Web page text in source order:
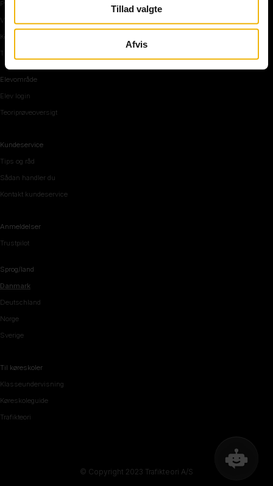
Tillad valgte
Afvis
Parkering, mørke og tunnel
Vi mennesker
Køreteknik
Tips og råd inden teoriprøven
Elevområde
Elev login
Teoriprøveoversigt
Kundeservice
Tips og råd
Sådan handler du
Kontakt kundeservice
Anmeldelser
Trustpilot
Sprog/land
Danmark
Deutschland
Norge
Sverige
Til køreskoler
Klasseundervisning
Køreskoleguide
Trafikteori
© Copyright 2023 Trafikteori A/S